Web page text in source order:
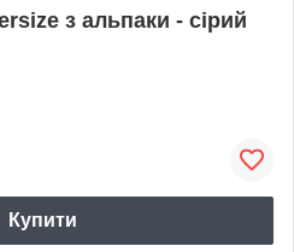
з альпаки - сірий
Купити